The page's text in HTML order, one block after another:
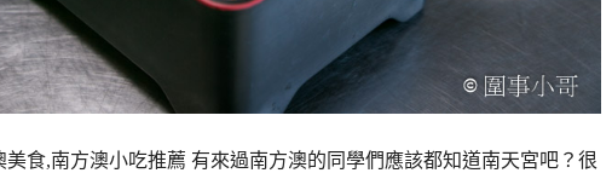
食,南方澳小吃推薦 有來過南方澳的同學們應該都知道南天宮吧？很